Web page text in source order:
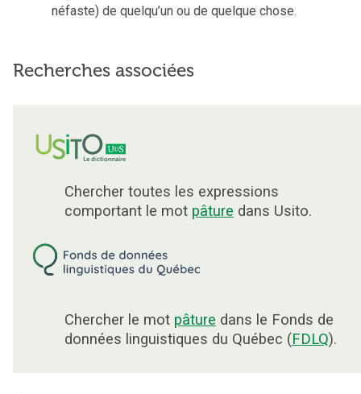
néfaste) de quelqu’un ou de quelque chose.
Recherches associées
Chercher toutes les expressions
comportant le mot pâture dans Usito.
Chercher le mot pâture dans le Fonds de
données linguistiques du Québec (FDLQ).